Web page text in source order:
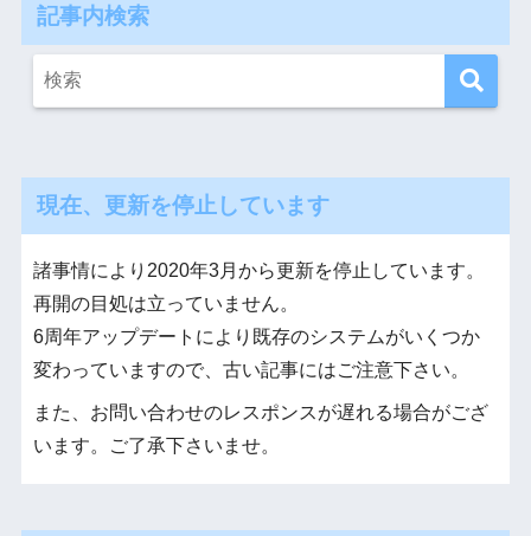
記事内検索
現在、更新を停止しています
諸事情により2020年3月から更新を停止しています。
再開の目処は立っていません。
6周年アップデートにより既存のシステムがいくつか
変わっていますので、古い記事にはご注意下さい。
また、お問い合わせのレスポンスが遅れる場合がござ
います。ご了承下さいませ。